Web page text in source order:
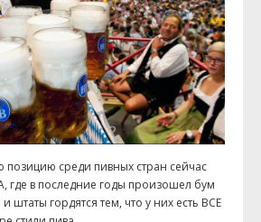
позицию среди пивных стран сейчас
в последние годы произошел бум
штаты гордятся тем, что у них есть ВСЕ